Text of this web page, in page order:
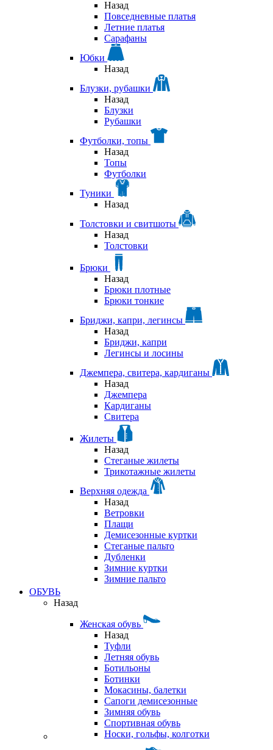
Назад
Повседневные платья
Летние платья
Сарафаны
Юбки
Назад
Блузки, рубашки
Назад
Блузки
Рубашки
Футболки, топы
Назад
Топы
Футболки
Туники
Назад
Толстовки и свитшоты
Назад
Толстовки
Брюки
Назад
Брюки плотные
Брюки тонкие
Бриджи, капри, легинсы
Назад
Бриджи, капри
Легинсы и лосины
Джемпера, свитера, кардиганы
Назад
Джемпера
Кардиганы
Свитера
Жилеты
Назад
Стеганые жилеты
Трикотажные жилеты
Верхняя одежда
Назад
Ветровки
Плащи
Демисезонные куртки
Стеганые пальто
Дубленки
Зимние куртки
Зимние пальто
ОБУВЬ
Назад
Женская обувь
Назад
Туфли
Летняя обувь
Ботильоны
Ботинки
Мокасины, балетки
Сапоги демисезонные
Зимняя обувь
Спортивная обувь
Носки, гольфы, колготки